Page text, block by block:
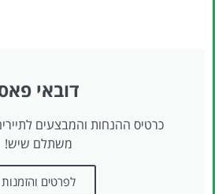
דובאי
כרטיס ההנחות והמבצעים
משתלם שיש!
לפרטים והזמנות